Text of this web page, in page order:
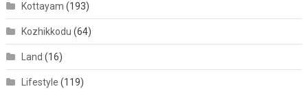
Kottayam (193)
Kozhikkodu (64)
Land (16)
Lifestyle (119)